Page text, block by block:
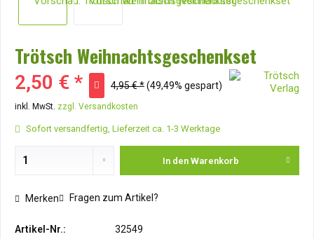
Trötsch Weihnachtsgeschenkset
2,50 € * 4,95 € *(49,49% gespart)
inkl. MwSt. zzgl. Versandkosten
Sofort versandfertig, Lieferzeit ca. 1-3 Werktage
In den Warenkorb
Merken Fragen zum Artikel?
Artikel-Nr.: 32549